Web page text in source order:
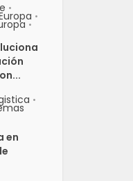
•
•
•
•
en